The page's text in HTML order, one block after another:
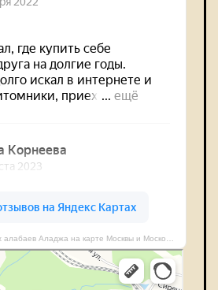
Аладжа
и Московской области
Москве и Московской области